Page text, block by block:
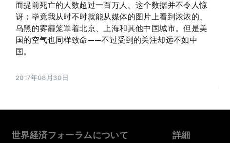
而提前死亡的人数超过一百万人。这个数据并不令人惊
讶；毕竟我从时不时就能从媒体的图片上看到浓浓的、
乌黑的雾霾笼罩着北京、上海和其他中国城市。但是美
国的空气也同样致命——不过受到的关注却远不如中
国。
2017年08月30日
世界経済フォーラムについて 詳細